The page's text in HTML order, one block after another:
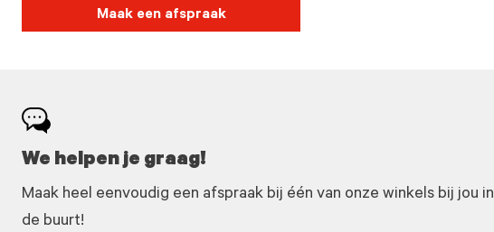
Maak een afspraak
We helpen je graag!
Maak heel eenvoudig een afspraak bij één van onze winkels bij jou in
de buurt!